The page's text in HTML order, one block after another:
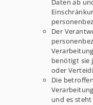
Daten ab
Der
benötigt sie
oder
Die
und es